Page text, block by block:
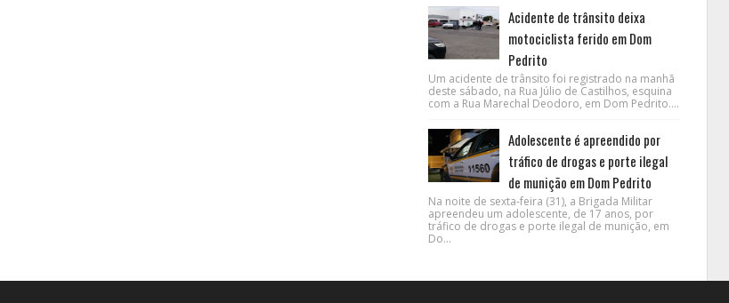
Acidente de trânsito deixa
motociclista ferido em Dom
Pedrito
Um acidente de trânsito foi registrado na manhã
deste sábado, na Rua Júlio de Castilhos, esquina
com a Rua Marechal Deodoro, em Dom Pedrito....
Adolescente é apreendido por
tráfico de drogas e porte ilegal
de munição em Dom Pedrito
Na noite de sexta-feira (31), a Brigada Militar
apreendeu um adolescente, de 17 anos, por
tráfico de drogas e porte ilegal de munição, em
Do...